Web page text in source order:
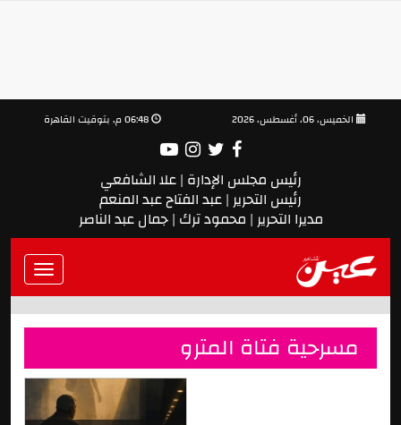
رئيس مجلس الإدارة | علا الشافعي
رئيس التحرير | عبد الفتاح عبد المنعم
مديرا التحرير | محمود ترك | جمال عبد الناصر
Toggle
مسرحية فتاة المترو